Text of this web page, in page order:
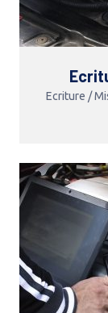
Ecriture /